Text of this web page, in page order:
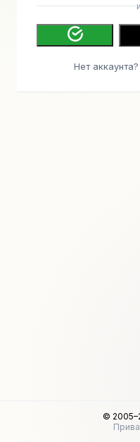
Нет аккаунта?
©